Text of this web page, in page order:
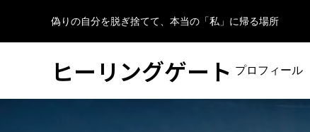
偽りの自分を脱ぎ捨てて、本当の「私」に帰る場所
ヒーリングゲート プロフィール